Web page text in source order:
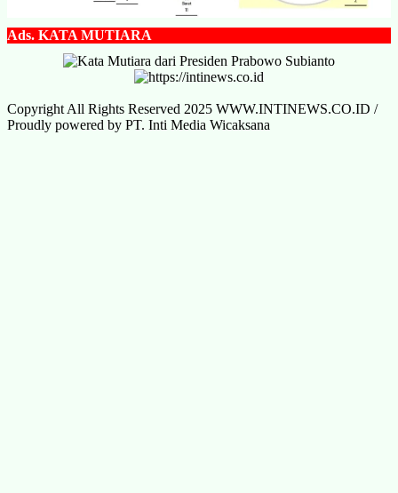
Ads. KATA MUTIARA
Copyright All Rights Reserved 2025 WWW.INTINEWS.CO.ID /
Proudly powered by PT. Inti Media Wicaksana